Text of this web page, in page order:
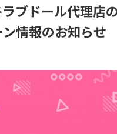
ブドール代理店
情報のお知らせ